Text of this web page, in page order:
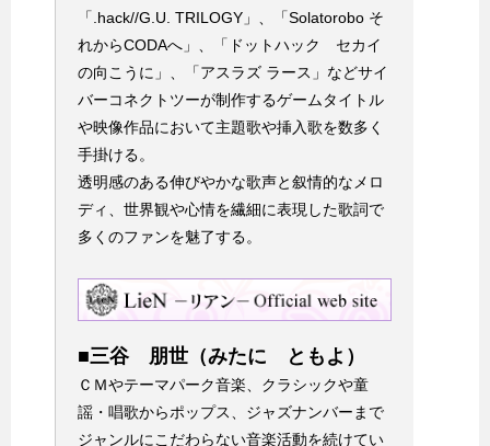
「.hack//G.U. TRILOGY」、「Solatorobo そ
れからCODAへ」、「ドットハック セカイ
の向こうに」、「アスラズ ラース」などサイ
バーコネクトツーが制作するゲームタイトル
や映像作品において主題歌や挿入歌を数多く
手掛ける。
透明感のある伸びやかな歌声と叙情的なメロ
ディ、世界観や心情を繊細に表現した歌詞で
多くのファンを魅了する。
■三谷 朋世（みたに ともよ）
ＣＭやテーマパーク音楽、クラシックや童
謡・唱歌からポップス、ジャズナンバーまで
ジャンルにこだわらない音楽活動を続けてい